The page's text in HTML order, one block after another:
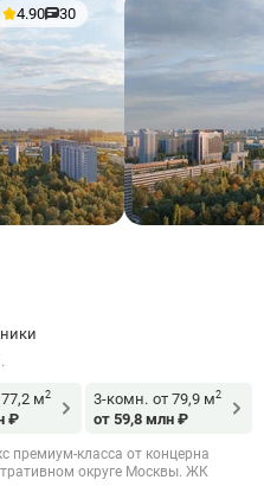
4.90 30
77,2 м2
₽
3-комн. от 79,9 м2
от 59,8 млн ₽
премиум-класса от концерна
округе Москвы. ЖК